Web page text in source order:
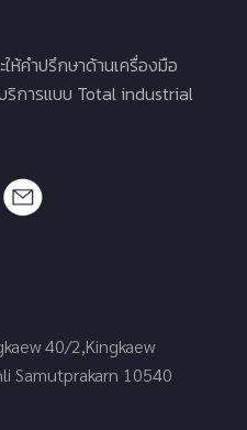
ห้คำปรึกษาด้านเครื่องมือ
การแบบ Total industrial
40/2,Kingkaew
Samutprakarn 10540